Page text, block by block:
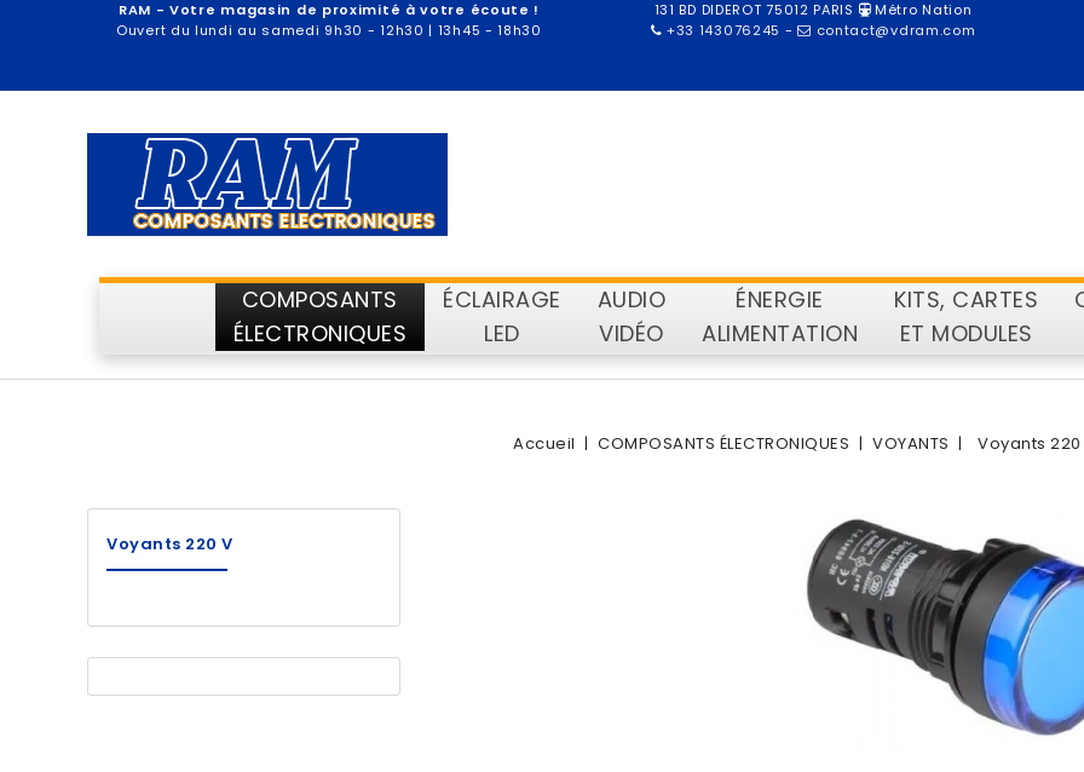
RAM - Votre magasin de proximité à votre écoute !
Ouvert du lundi au samedi 9h30 - 12h30 | 13h45 - 18h30
131 BD DIDEROT 75012 PARIS
Métro Nation
+33 143076245 - contact@vdram.com
COMPOSANTS
ÉLECTRONIQUES
ÉCLAIRAGE
LED
AUDIO
VIDÉO
ÉNERGIE
ALIMENTATION
KITS, CARTES
ET MODULES
Accueil COMPOSANTS ÉLECTRONIQUES VOYANTS Voyants 220
Voyants 220 V